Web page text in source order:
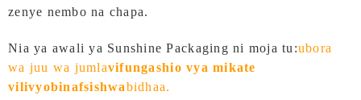
zenye nembo na chapa.
Nia ya awali ya Sunshine Packaging ni moja tu:ubora
wa juu wa jumlavifungashio vya mikate
vilivyobinafsishwabidhaa.